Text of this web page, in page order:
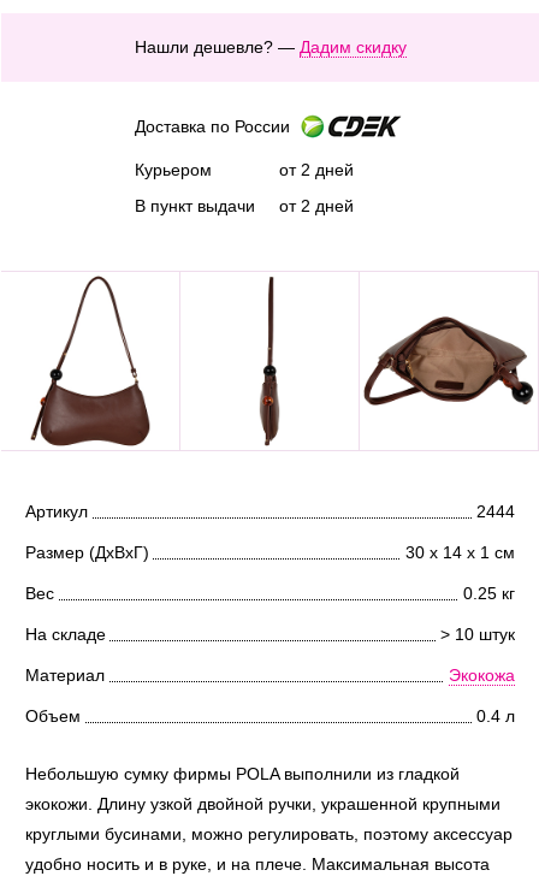
Нашли дешевле? — Дадим скидку
Доставка по России
Курьером
В пункт выдачи
от 2 дней
от 2 дней
Артикул 2444
Размер (ДхВхГ) 30 х 14 х 1 см
Вес 0.25 кг
На складе > 10 штук
Материал Экокожа
Объем 0.4 л
Небольшую сумку фирмы POLA выполнили из гладкой
экокожи. Длину узкой двойной ручки, украшенной крупными
круглыми бусинами, можно регулировать, поэтому аксессуар
удобно носить и в руке, и на плече. Максимальная высота